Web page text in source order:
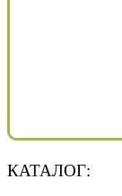
КАТАЛОГ: